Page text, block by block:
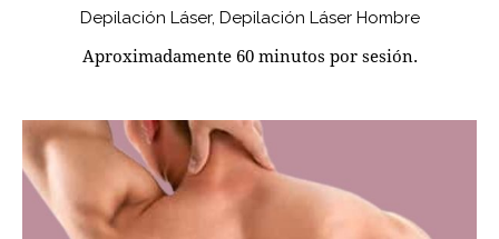
Depilación Láser, Depilación Láser Hombre
Aproximadamente 60 minutos por sesión.